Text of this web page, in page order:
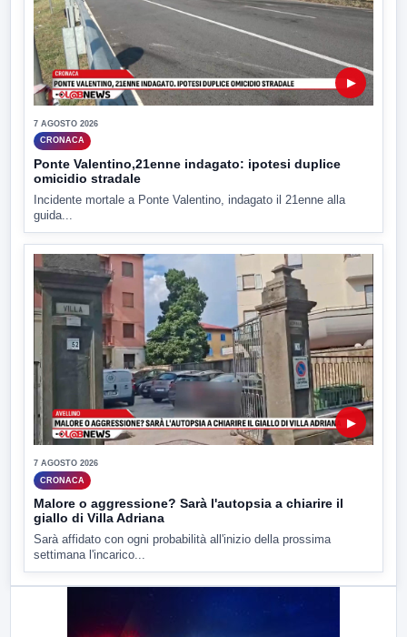
▶
7 AGOSTO 2026
CRONACA
Ponte Valentino,21enne indagato: ipotesi duplice
omicidio stradale
Incidente mortale a Ponte Valentino, indagato il 21enne alla
guida...
▶
7 AGOSTO 2026
CRONACA
Malore o aggressione? Sarà l'autopsia a chiarire il
giallo di Villa Adriana
Sarà affidato con ogni probabilità all'inizio della prossima
settimana l'incarico...